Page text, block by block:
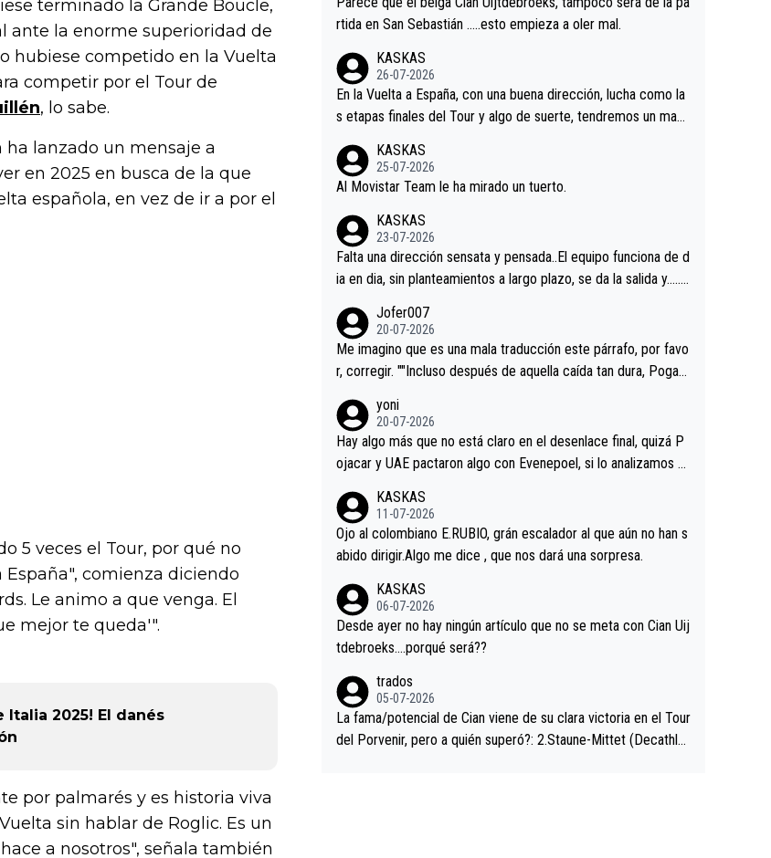
terminado la Grande Boucle,
ante la enorme superioridad de
hubiese competido en la Vuelta
competir por el Tour de
, lo sabe.
ha lanzado un mensaje a
en 2025 en busca de la que
española, en vez de ir a por el
5 veces el Tour, por qué no
comienza diciendo
Le animo a que venga. El
mejor te queda'".
Italia 2025! El danés
por palmarés y es historia viva
sin hablar de Roglic. Es un
a nosotros", señala también
ener alguna sorpresa en la Vuelta.Ojalá.
rtida en San Sebastián …..esto empieza a oler mal.
KASKAS
26-07-2026
En la Vuelta a España, con una buena dirección, lucha como la
s etapas finales del Tour y algo de suerte, tendremos un magn
KASKAS
25-07-2026
Al Movistar Team le ha mirado un tuerto.
KASKAS
23-07-2026
Falta una dirección sensata y pensada..El equipo funciona de d
ia en dia, sin planteamientos a largo plazo, se da la salida y…..v
a, Minguez, Velez etc etc.Me da pena vivir estos momentos t
an tristes sin victorias.
Jofer007
20-07-2026
Me imagino que es una mala traducción este párrafo, por favo
r, corregir. ""Incluso después de aquella caída tan dura, Pogac
rd permaneció pegado a su rueda. Parecía increíble la forma
en la que era capaz de controlar el miedo", recordó."
yoni
20-07-2026
Hay algo más que no está claro en el desenlace final, quizá P
ojacar y UAE pactaron algo con Evenepoel, si lo analizamos P
casi sin pedalear, luego está el saludo con Evenepoel dándose
la mano de una manera muy fraternal, más allá de los típicos t
oques en el hombro con que saludaba a Vingegard. Ahí hubo u
o aprieta, a ver si por querer poner a Del Toro con calzador e
n posición de podio UAE y Pojacar se van complicar el tour.
KASKAS
11-07-2026
Ojo al colombiano E.RUBIO, grán escalador al que aún no han s
abido dirigir.Algo me dice , que nos dará una sorpresa.
KASKAS
06-07-2026
Desde ayer no hay ningún artículo que no se meta con Cian Uij
tdebroeks….porqué será??
trados
05-07-2026
La fama/potencial de Cian viene de su clara victoria en el Tour
del Porvenir, pero a quién superó?: 2.Staune-Mittet (Decathlo